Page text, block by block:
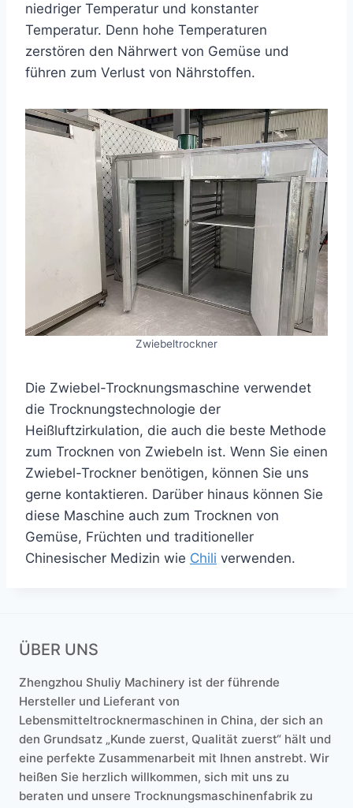
niedriger Temperatur und konstanter
Temperatur. Denn hohe Temperaturen
zerstören den Nährwert von Gemüse und
führen zum Verlust von Nährstoffen.
Zwiebeltrockner
Die Zwiebel-Trocknungsmaschine verwendet
die Trocknungstechnologie der
Heißluftzirkulation, die auch die beste Methode
zum Trocknen von Zwiebeln ist. Wenn Sie einen
Zwiebel-Trockner benötigen, können Sie uns
gerne kontaktieren. Darüber hinaus können Sie
diese Maschine auch zum Trocknen von
Gemüse, Früchten und traditioneller
Chinesischer Medizin wie Chili verwenden.
ÜBER UNS
Zhengzhou Shuliy Machinery ist der führende
Hersteller und Lieferant von
Lebensmitteltrocknermaschinen in China, der sich an
den Grundsatz „Kunde zuerst, Qualität zuerst“ hält und
eine perfekte Zusammenarbeit mit Ihnen anstrebt. Wir
heißen Sie herzlich willkommen, sich mit uns zu
beraten und unsere Trocknungsmaschinenfabrik zu